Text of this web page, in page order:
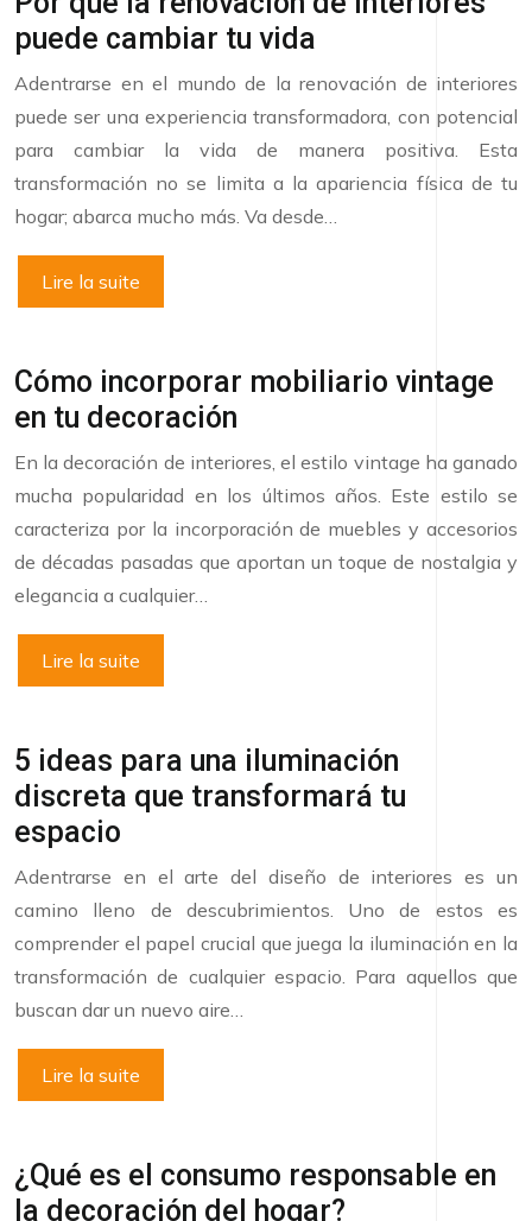
puede cambiar tu vida
Adentrarse en el mundo de la renovación de interiores
puede ser una experiencia transformadora, con potencial
para cambiar la vida de manera positiva. Esta
transformación no se limita a la apariencia física de tu
hogar; abarca mucho más. Va desde…
Lire la suite
Cómo incorporar mobiliario vintage
en tu decoración
En la decoración de interiores, el estilo vintage ha ganado
mucha popularidad en los últimos años. Este estilo se
caracteriza por la incorporación de muebles y accesorios
de décadas pasadas que aportan un toque de nostalgia y
elegancia a cualquier…
Lire la suite
5 ideas para una iluminación
discreta que transformará tu
espacio
Adentrarse en el arte del diseño de interiores es un
camino lleno de descubrimientos. Uno de estos es
comprender el papel crucial que juega la iluminación en la
transformación de cualquier espacio. Para aquellos que
buscan dar un nuevo aire…
Lire la suite
¿Qué es el consumo responsable en
la decoración del hogar?